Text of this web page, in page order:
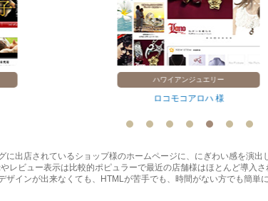
ハワイアンジュエリー
ロコモコアロハ 様
に出店されているショップ様のホームページに、にぎわい感を演
レビュー表示は比較的ポピュラーで最近の店舗様はほとんど導入さ
ザインが出来なくても、HTMLが苦手でも、時間がない方でも簡単